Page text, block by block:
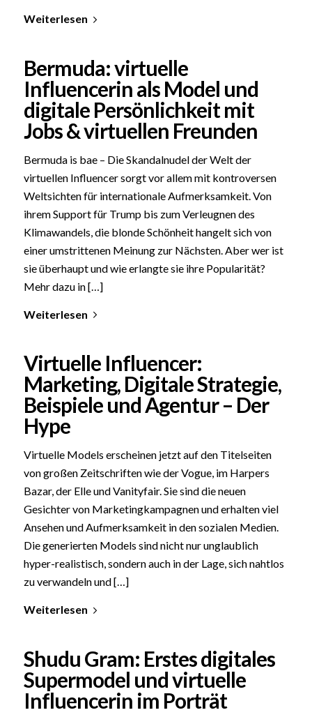
Weiterlesen
Bermuda: virtuelle
Influencerin als Model und
digitale Persönlichkeit mit
Jobs & virtuellen Freunden
Bermuda is bae – Die Skandalnudel der Welt der
virtuellen Influencer sorgt vor allem mit kontroversen
Weltsichten für internationale Aufmerksamkeit. Von
ihrem Support für Trump bis zum Verleugnen des
Klimawandels, die blonde Schönheit hangelt sich von
einer umstrittenen Meinung zur Nächsten. Aber wer ist
sie überhaupt und wie erlangte sie ihre Popularität?
Mehr dazu in […]
Weiterlesen
Virtuelle Influencer:
Marketing, Digitale Strategie,
Beispiele und Agentur – Der
Hype
Virtuelle Models erscheinen jetzt auf den Titelseiten
von großen Zeitschriften wie der Vogue, im Harpers
Bazar, der Elle und Vanityfair. Sie sind die neuen
Gesichter von Marketingkampagnen und erhalten viel
Ansehen und Aufmerksamkeit in den sozialen Medien.
Die generierten Models sind nicht nur unglaublich
hyper-realistisch, sondern auch in der Lage, sich nahtlos
zu verwandeln und […]
Weiterlesen
Shudu Gram: Erstes digitales
Supermodel und virtuelle
Influencerin im Porträt